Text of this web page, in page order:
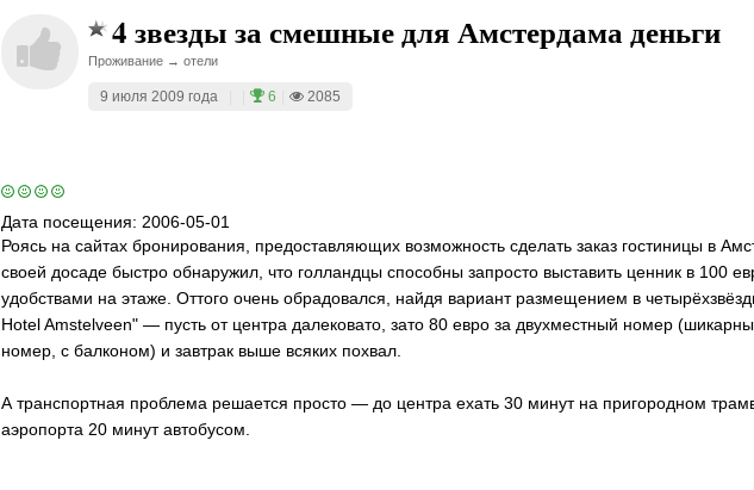
4 звезды за смешные для Амстердама деньги
Проживание → отели
9 июля 2009 года 6 2085
Дата посещения: 2006-05-01
Роясь на сайтах бронирования, предоставляющих возможность сделать заказ гостиницы в
своей досаде быстро обнаружил, что голландцы способны запросто выставить ценник в 100
удобствами на этаже. Оттого очень обрадовался, найдя вариант размещением в
Hotel Amstelveen" — пусть от центра далековато, зато 80 евро за двухместный номер
номер, с балконом) и завтрак выше всяких похвал.
А транспортная проблема решается просто — до центра ехать 30 минут на пригородном
аэропорта 20 минут автобусом.